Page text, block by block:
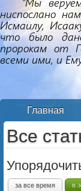
Главная
Все
за все время в